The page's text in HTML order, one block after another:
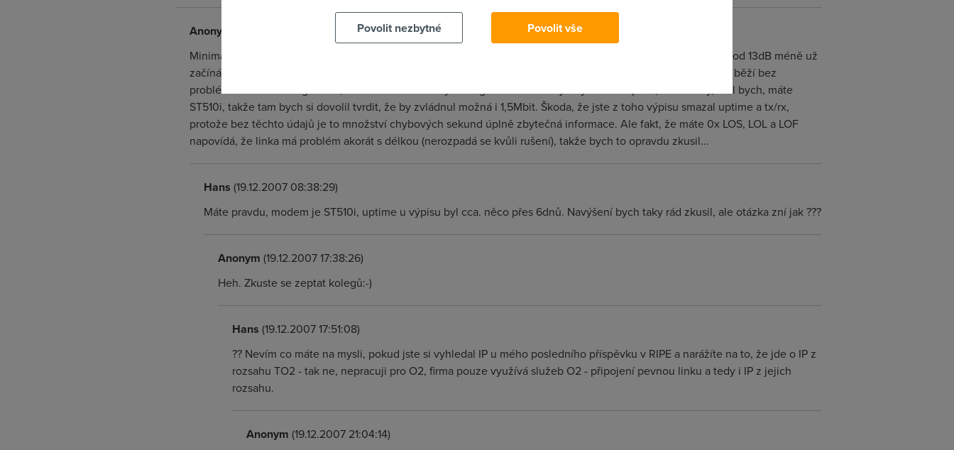
Anonym
Minimální hranice, kdy by měl být přenos signálu je podle ITU G992.1 6dB. ALE! Realita je taková, že řekněme od 13dB méně už
začíná být linka "riziková". Tz. rozpady, chybovost a tak... VELMI záleží na modemu, co tam máte. Třeba ST510i běží bez
problémů i s noise margin 6dB, třeba Cisco nebo Drytek Vigor 2600 začínají chybovat už při 17, 18 dB... Vy, řekl bych, máte
ST510i, takže tam bych si dovolil tvrdit, že by zvládnul možná i 1,5Mbit. Škoda, že jste z toho výpisu smazal uptime a tx/rx,
protože bez těchto údajů je to množství chybových sekund úplně zbytečná informace. Ale fakt, že máte 0x LOS, LOL a LOF
napovídá, že linka má problém akorát s délkou (nerozpadá se kvůli rušení), takže bych to opravdu zkusil...
Hans (19.12.2007 08:38:29)
Máte pravdu, modem je ST510i, uptime u výpisu byl cca. něco přes 6dnů. Navýšení bych taky rád zkusil, ale otázka zní jak ???
Anonym (19.12.2007 17:38:26)
Heh. Zkuste se zeptat kolegů:-)
Hans (19.12.2007 17:51:08)
?? Nevím co máte na mysli, pokud jste si vyhledal IP u mého posledního příspěvku v RIPE a narážíte na to, že jde o IP z
rozsahu TO2 - tak ne, nepracuji pro O2, firma pouze využívá služeb O2 - připojení pevnou linku a tedy i IP z jejich
rozsahu.
Anonym (19.12.2007 21:04:14)
Povolit nezbytné
Povolit vše